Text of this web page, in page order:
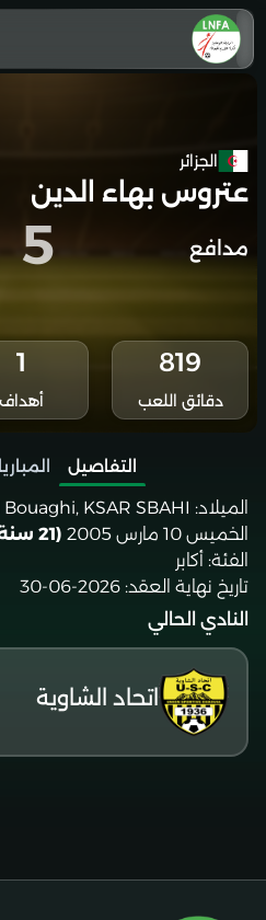
الجزائر
عتروس بهاء الدين
مدافع 5
819
دقائق اللعب
1
أهداف
التفاصيل
الميلاد: KSAR SBAHI
الخميس 10 مارس 2005
(21 سنة)
الفئة: أكابر
تاريخ نهاية العقد: 2026-06-30
النادي الحالي
اتحاد الشاوية